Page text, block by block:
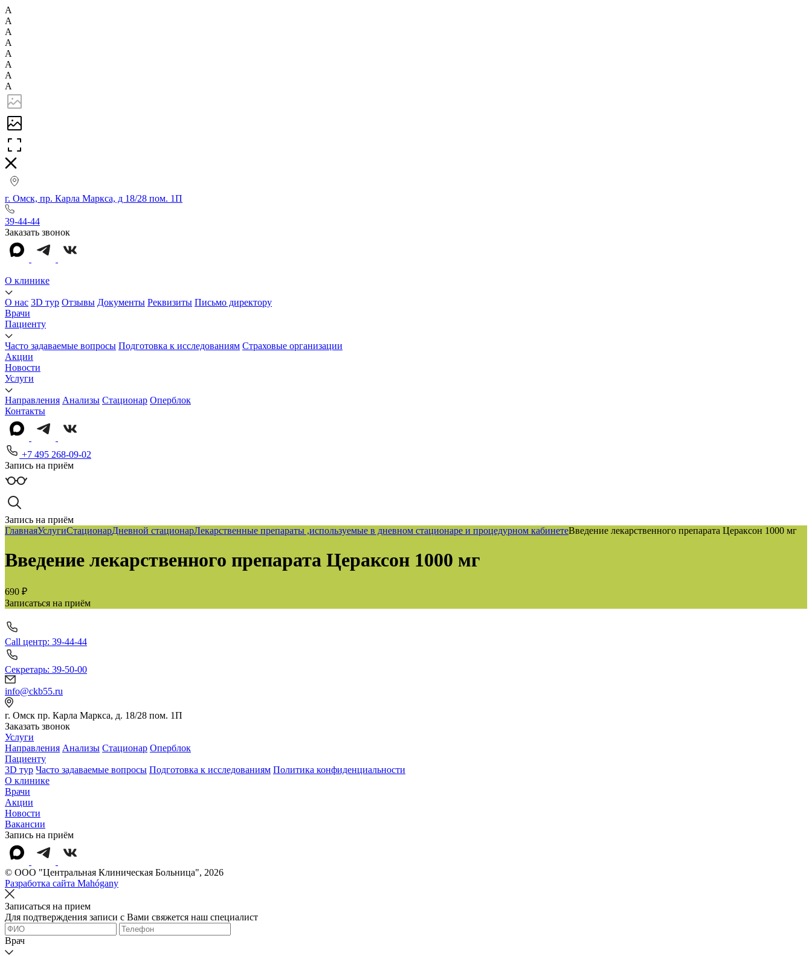
А
А
А
А
А
А
А
А
г. Омск, пр. Карла Маркса, д 18/28 пом. 1П
39-44-44
Заказать звонок
О клинике
О нас 3D тур Отзывы Документы Реквизиты Письмо директору
Врачи
Пациенту
Часто задаваемые вопросы Подготовка к исследованиям Страховые организации
Акции
Новости
Услуги
Направления Анализы Стационар Оперблок
Контакты
+7 495 268-09-02
Запись на приём
Запись на приём
ГлавнаяУслугиСтационарДневной стационарЛекарственные препараты ,используемые в дневном стационаре и процедурном кабинетеВведение лекарственного препарата Цераксон 1000 мг
Введение лекарственного препарата Цераксон 1000 мг
690 ₽
Записаться на приём
Call центр: 39-44-44
Секретарь: 39-50-00
info@ckb55.ru
г. Омск пр. Карла Маркса, д. 18/28 пом. 1П
Заказать звонок
Услуги
Направления Анализы Стационар Оперблок
Пациенту
3D тур Часто задаваемые вопросы Подготовка к исследованиям Политика конфиденциальности
О клинике
Врачи
Акции
Новости
Вакансии
Запись на приём
© OOO "Центральная Клиническая Больница", 2026
Разработка сайта Mahógany
Записаться на прием
Для подтверждения записи с Вами свяжется наш специалист
Врач